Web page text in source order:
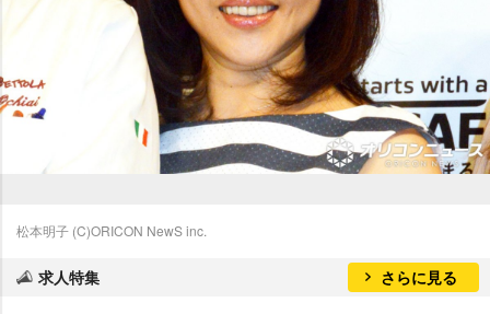
松本明子 (C)ORICON NewS inc.
求人特集 さらに見る